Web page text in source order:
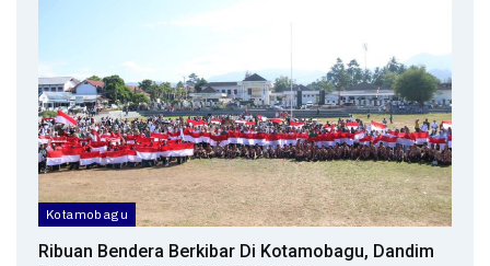
Kotamobagu
Ribuan Bendera Berkibar Di Kotamobagu, Dandim